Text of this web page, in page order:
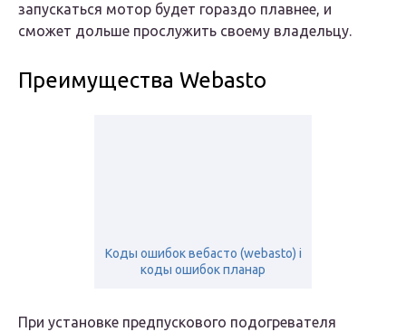
запускаться мотор будет гораздо плавнее, и
сможет дольше прослужить своему владельцу.
Преимущества Webasto
Коды ошибок вебасто (webasto) i
коды ошибок планар
При установке предпускового подогревателя